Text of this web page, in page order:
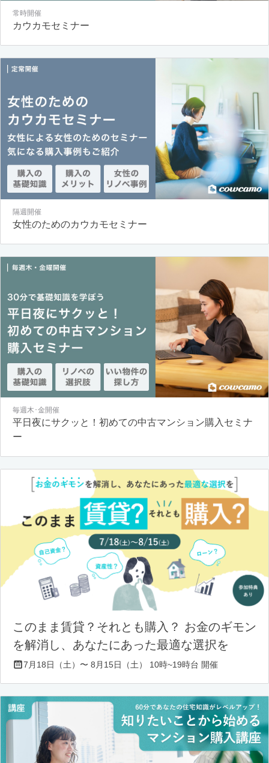
常時開催
カウカモセミナー
隔週開催
女性のためのカウカモセミナー
毎週木･金開催
平日夜にサクッと！初めての中古マンション購入セミナ
ー
このまま賃貸？それとも購入？ お金のギモン
を解消し、あなたにあった最適な選択を
7月18日（土）〜 8月15日（土） 10時~19時台 開催